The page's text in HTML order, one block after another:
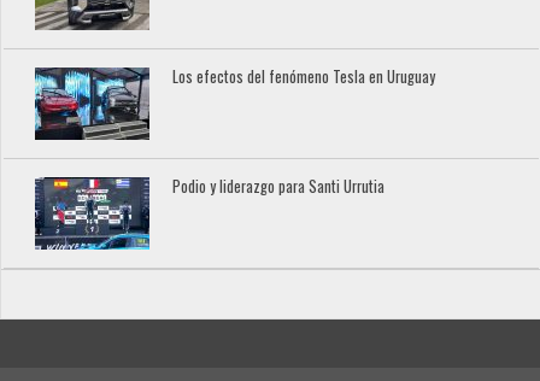
Los efectos del fenómeno Tesla en Uruguay
Podio y liderazgo para Santi Urrutia